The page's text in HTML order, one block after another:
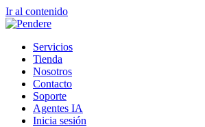
Ir al contenido
Servicios
Tienda
Nosotros
Contacto
Soporte
Agentes IA
Inicia sesión